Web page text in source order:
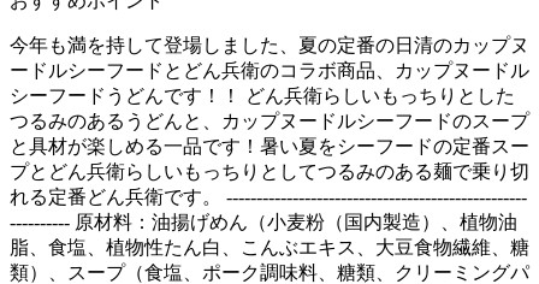
今年も満を持して登場しました、夏の定番の日清のカップヌ
ードルシーフードとどん兵衛のコラボ商品、カップヌードル
シーフードうどんです！！ どん兵衛らしいもっちりとした
つるみのあるうどんと、カップヌードルシーフードのスープ
と具材が楽しめる一品です！暑い夏をシーフードの定番スー
プとどん兵衛らしいもっちりとしてつるみのある麺で乗り切
れる定番どん兵衛です。 --------------------------------------------------
---------- 原材料：油揚げめん（小麦粉（国内製造）、植物油
脂、食塩、植物性たん白、こんぶエキス、大豆食物繊維、糖
類）、スープ（食塩、ポーク調味料、糖類、クリーミングパ